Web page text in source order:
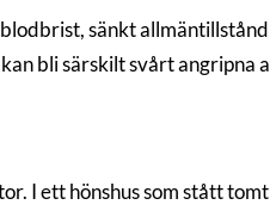
sänkt
bli särskilt svårt angripna
I ett hönshus som stått